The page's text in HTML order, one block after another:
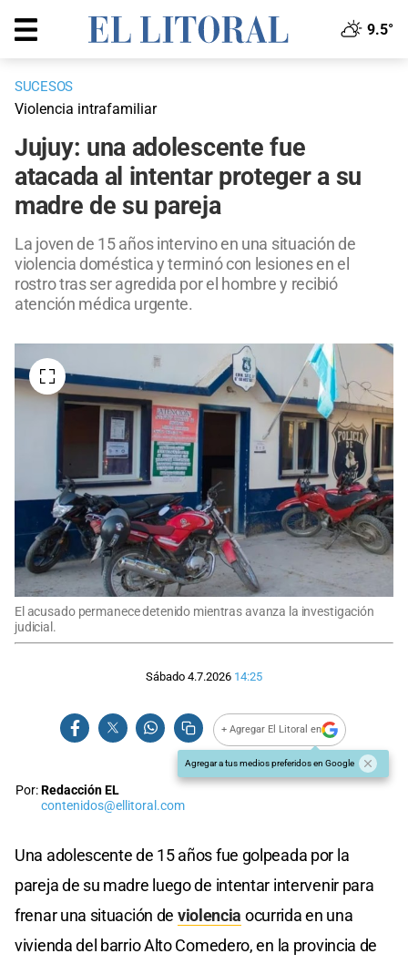
9.5°
SUCESOS
Violencia intrafamiliar
Jujuy: una adolescente fue
atacada al intentar proteger a su
madre de su pareja
La joven de 15 años intervino en una situación de
violencia doméstica y terminó con lesiones en el
rostro tras ser agredida por el hombre y recibió
atención médica urgente.
El acusado permanece detenido mientras avanza la investigación
judicial.
Sábado 4.7.2026 14:25
+ Agregar El Litoral en
Agregar a tus medios preferidos en Google
Por:Redacción EL
contenidos@ellitoral.com
Una adolescente de 15 años fue golpeada por la
pareja de su madre luego de intentar intervenir para
frenar una situación de violencia ocurrida en una
vivienda del barrio Alto Comedero, en la provincia de